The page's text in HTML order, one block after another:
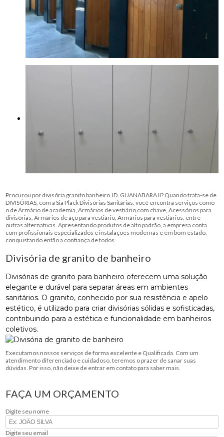
Procurou por divisória granito banheiro JD. GUANABARA II? Quando trata-se de
DIVISÓRIAS, com a Sia Plack Divisórias Sanitárias, você encontra serviços como
o de Armário de academia, Armários de vestiário com chave, Acessórios para
divisórias, Armários de aço para vestiário, Armários para vestiários, entre
outras alternativas. Apresentando produtos de alto padrão, a empresa conta
com profissionais especializados e instalações modernas e em bom estado,
conquistando então a confiança de todos.
Divisória de granito de banheiro
Divisórias de granito para banheiro oferecem uma solução
elegante e durável para separar áreas em ambientes
sanitários. O granito, conhecido por sua resistência e apelo
estético, é utilizado para criar divisórias sólidas e sofisticadas,
contribuindo para a estética e funcionalidade em banheiros
coletivos.
Executamos nossos serviços de forma excelente e Qualificada. Com um
atendimento diferenciado e cuidadoso, teremos o prazer de sanar suas
dúvidas. Por isso, não deixe de entrar em contato para saber mais.
FAÇA UM ORÇAMENTO
Digite seu nome
Digite seu email